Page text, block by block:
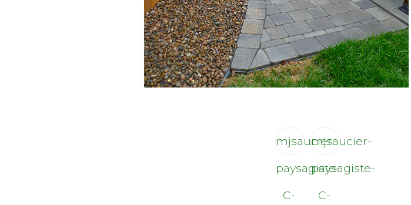
mjsaucier-
paysagiste-
C-
mjsaucier-
paysagiste-
C-